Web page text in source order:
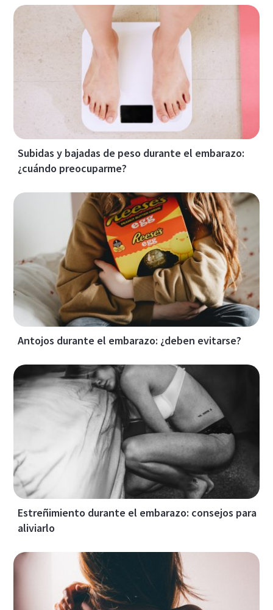
Subidas y bajadas de peso durante el embarazo:
¿cuándo preocuparme?
Antojos durante el embarazo: ¿deben evitarse?
Estreñimiento durante el embarazo: consejos para
aliviarlo